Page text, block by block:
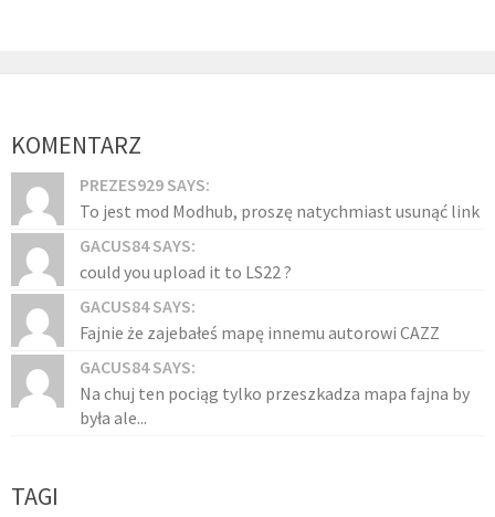
KOMENTARZ
PREZES929 SAYS:
To jest mod Modhub, proszę natychmiast usunąć link
GACUS84 SAYS:
could you upload it to LS22 ?
GACUS84 SAYS:
Fajnie że zajebałeś mapę innemu autorowi CAZZ
GACUS84 SAYS:
Na chuj ten pociąg tylko przeszkadza mapa fajna by
była ale...
TAGI